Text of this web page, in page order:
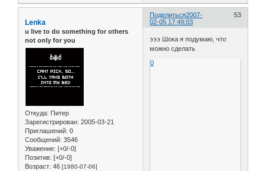
Поделиться 53
2007-
02-05 17:49:03
Lenka
u live to do something for others
not only for you
Откуда: Питер
Зарегистрирован: 2005-03-21
Приглашений: 0
Сообщений: 3546
Уважение: [+0/-0]
Позитив: [+0/-0]
Возраст: 46 [1980-07-06]
эээ Шока я подумаю, что
можно сделать
0